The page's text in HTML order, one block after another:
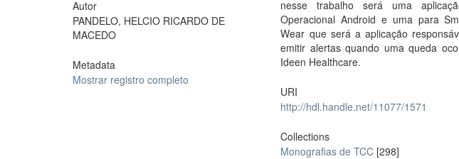
Autor
PANDELO, HELCIO RICARDO DE
MACEDO
Metadata
Mostrar registro completo
nesse trabalho será uma
Operacional Android e uma para
Wear que será a aplicação
emitir alertas quando uma queda
Ideen Healthcare.
URI
http://hdl.handle.net/11077/1571
Collections
Monografias de TCC [298]